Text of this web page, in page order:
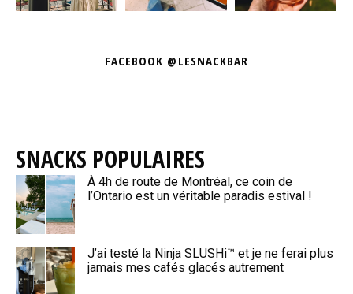
FACEBOOK @LESNACKBAR
SNACKS POPULAIRES
À 4h de route de Montréal, ce coin de
l’Ontario est un véritable paradis estival !
J’ai testé la Ninja SLUSHi™ et je ne ferai plus
jamais mes cafés glacés autrement